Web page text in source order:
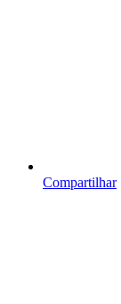
Compartilhar